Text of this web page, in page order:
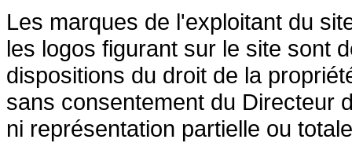
Les marques de l'exploitant du
les logos figurant sur le site sont
dispositions du droit de la
sans consentement du Directeur
ni représentation partielle ou